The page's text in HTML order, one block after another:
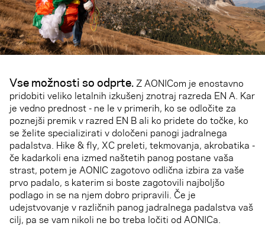
Vse možnosti so odprte Z AONICom je enostavno
pridobiti veliko letalnih izkušenj znotraj razreda EN A. Kar
je vedno prednost - ne le v primerih, ko se odločite za
poznejši premik v razred EN B ali ko pridete do točke, ko
se želite specializirati v določeni panogi jadralnega
padalstva. Hike & fly, XC preleti, tekmovanja, akrobatika -
če kadarkoli ena izmed naštetih panog postane vaša
strast, potem je AONIC zagotovo odlična izbira za vaše
prvo padalo, s katerim si boste zagotovili najboljšo
podlago in se na njem dobro pripravili. Če je
udejstvovanje v različnih panog jadralnega padalstva vaš
cilj, pa se vam nikoli ne bo treba ločiti od AONICa.